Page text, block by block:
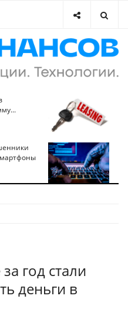
год стали
деньги в